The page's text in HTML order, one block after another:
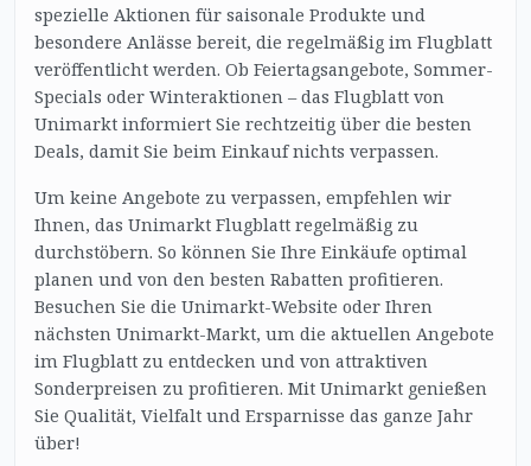
spezielle Aktionen für saisonale Produkte und
besondere Anlässe bereit, die regelmäßig im Flugblatt
veröffentlicht werden. Ob Feiertagsangebote, Sommer-
Specials oder Winteraktionen – das Flugblatt von
Unimarkt informiert Sie rechtzeitig über die besten
Deals, damit Sie beim Einkauf nichts verpassen.
Um keine Angebote zu verpassen, empfehlen wir
Ihnen, das Unimarkt Flugblatt regelmäßig zu
durchstöbern. So können Sie Ihre Einkäufe optimal
planen und von den besten Rabatten profitieren.
Besuchen Sie die Unimarkt-Website oder Ihren
nächsten Unimarkt-Markt, um die aktuellen Angebote
im Flugblatt zu entdecken und von attraktiven
Sonderpreisen zu profitieren. Mit Unimarkt genießen
Sie Qualität, Vielfalt und Ersparnisse das ganze Jahr
über!